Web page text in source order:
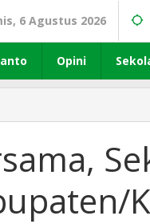
6 Agustus 2026
Opini